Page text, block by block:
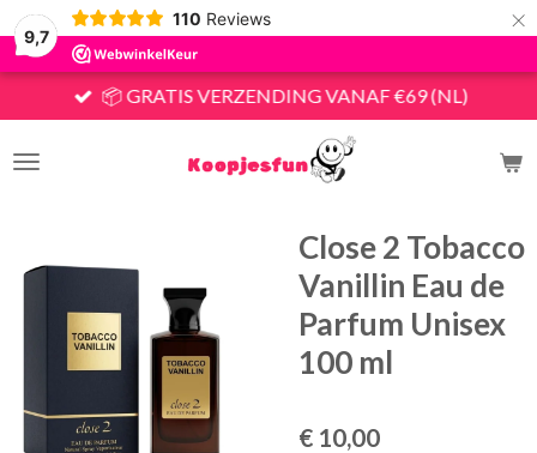
9,7
110 Reviews ×
📦 GRATIS VERZENDING VANAF €69 (NL)
Close 2 Tobacco
Vanillin Eau de
Parfum Unisex
100 ml
€ 10,00